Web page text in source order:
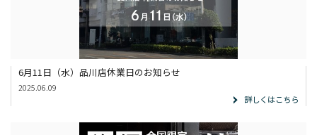
6月11日（水）品川店休業日のお知らせ
2025.06.09
詳しくはこちら